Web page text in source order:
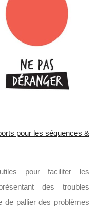
pour les séquences &
pour faciliter les
des troubles
de pallier des problèmes